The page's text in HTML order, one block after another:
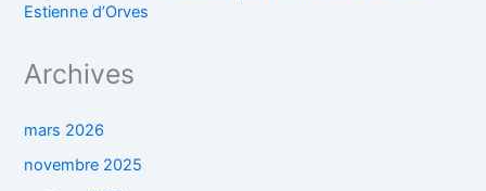
Estienne d’Orves
Archives
mars 2026
novembre 2025